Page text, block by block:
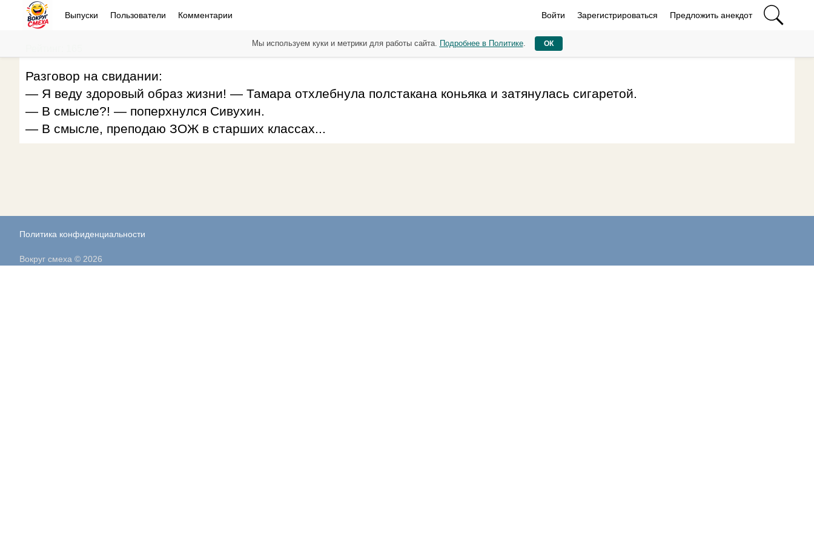
Выпуски Пользователи Комментарии Войти Зарегистрироваться Предложить анекдот
Разговор на свидании:
— Я веду здоровый образ жизни! — Тамара отхлебнула полстакана коньяка и затянулась сигаретой.
— В смысле?! — поперхнулся Сивухин.
— В смысле, преподаю ЗОЖ в старших классах...
Политика конфиденциальности
Мы используем куки и метрики для работы сайта. Подробнее в Политике. ОК
Вокруг смеха © 2026